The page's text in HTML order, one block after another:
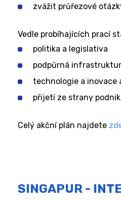
zvážit průřezové
Vedle probíhajících prací
politika a legislativa
podpůrná
technologie a inovace
přijetí ze strany
Celý akční plán najdete
SINGAPUR -